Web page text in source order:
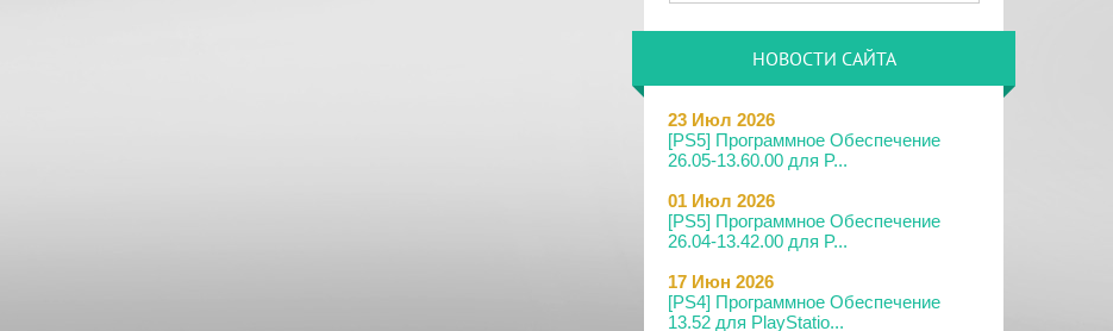
НОВОСТИ САЙТА
23 Июл 2026
[PS5] Программное Обеспечение
26.05-13.60.00 для P...
01 Июл 2026
[PS5] Программное Обеспечение
26.04-13.42.00 для P...
17 Июн 2026
[PS4] Программное Обеспечение
13.52 для PlayStatio...